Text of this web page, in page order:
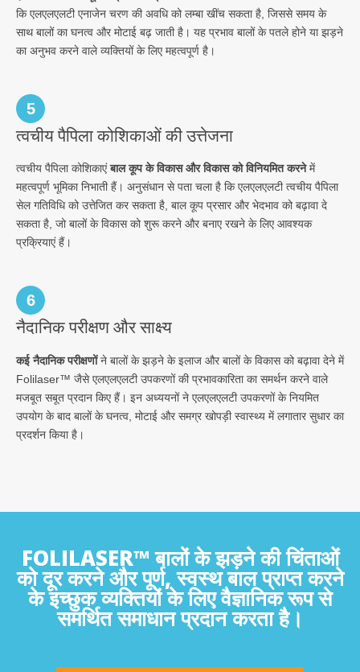
कि एलएलएलटी एनाजेन चरण की अवधि को लम्बा खींच सकता है, जिससे समय के
साथ बालों का घनत्व और मोटाई बढ़ जाती है। यह प्रभाव बालों के पतले होने या झड़ने
का अनुभव करने वाले व्यक्तियों के लिए महत्वपूर्ण है।
5
त्वचीय पैपिला कोशिकाओं की उत्तेजना
त्वचीय पैपिला कोशिकाएंबाल कूप के विकास और विकास को विनियमित करनेमें
महत्वपूर्ण भूमिका निभाती हैं। अनुसंधान से पता चला है कि एलएलएलटी त्वचीय पैपिला
सेल गतिविधि को उत्तेजित कर सकता है, बाल कूप प्रसार और भेदभाव को बढ़ावा दे
सकता है, जो बालों के विकास को शुरू करने और बनाए रखने के लिए आवश्यक
प्रक्रियाएं हैं।
6
नैदानिक परीक्षण और साक्ष्य
कई नैदानिक परीक्षणोंने बालों के झड़ने के इलाज और बालों के विकास को बढ़ावा देने में
Folilaser™ जैसे एलएलएलटी उपकरणों की प्रभावकारिता का समर्थन करने वाले
मजबूत सबूत प्रदान किए हैं। इन अध्ययनों ने एलएलएलटी उपकरणों के नियमित
उपयोग के बाद बालों के घनत्व, मोटाई और समग्र खोपड़ी स्वास्थ्य में लगातार सुधार का
प्रदर्शन किया है।
FOLILASER™ बालों के झड़ने की चिंताओं
को दूर करने और पूर्ण, स्वस्थ बाल प्राप्त करने
के इच्छुक व्यक्तियों के लिए वैज्ञानिक रूप से
समर्थित समाधान प्रदान करता है।